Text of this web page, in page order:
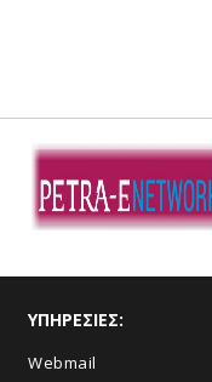
ΥΠΗΡΕΣΙΕΣ:
Webmail